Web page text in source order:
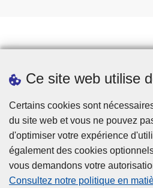
Ce site web utilise
Certains cookies sont
du site web et vous ne pouvez
d'optimiser votre expérience
également des cookies
vous demandons votre
Consultez notre politique en
Presse